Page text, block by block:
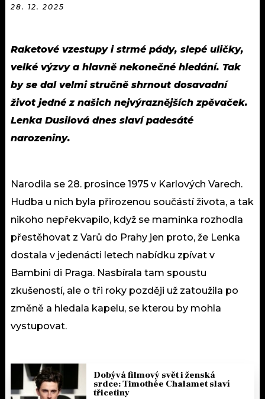
OSTATNÍ
28. 12. 2025
Raketové vzestupy i strmé pády, slepé uličky,
velké výzvy a hlavně nekonečné hledání. Tak
by se dal velmi stručně shrnout dosavadní
život jedné z našich nejvýraznějších zpěvaček.
Lenka Dusilová dnes slaví padesáté
narozeniny.
Narodila se 28. prosince 1975 v Karlových Varech.
Hudba u nich byla přirozenou součástí života, a tak
nikoho nepřekvapilo, když se maminka rozhodla
přestěhovat z Varů do Prahy jen proto, že Lenka
dostala v jedenácti letech nabídku zpívat v
Bambini di Praga. Nasbírala tam spoustu
zkušeností, ale o tři roky později už zatoužila po
změně a hledala kapelu, se kterou by mohla
vystupovat.
Dobývá filmový svět i ženská
srdce: Timothée Chalamet slaví
třicetiny